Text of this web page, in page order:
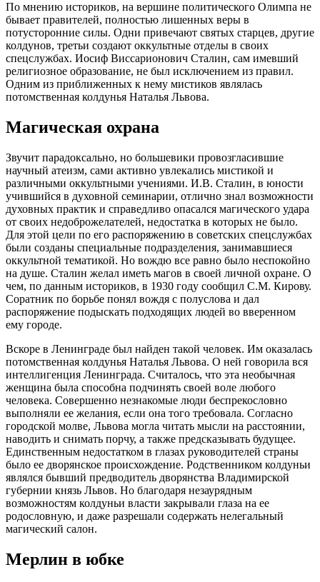
По мнению историков, на вершине политического Олимпа не
бывает правителей, полностью лишенных веры в
потусторонние силы. Одни привечают святых старцев, другие
колдунов, третьи создают оккультные отделы в своих
спецслужбах. Иосиф Виссарионович Сталин, сам имевший
религиозное образование, не был исключением из правил.
Одним из приближенных к нему мистиков являлась
потомственная колдунья Наталья Львова.
Магическая охрана
Звучит парадоксально, но большевики провозгласившие
научный атеизм, сами активно увлекались мистикой и
различными оккультными учениями. И.В. Сталин, в юности
учившийся в духовной семинарии, отлично знал возможности
духовных практик и справедливо опасался магического удара
от своих недоброжелателей, недостатка в которых не было.
Для этой цели по его распоряжению в советских спецслужбах
были созданы специальные подразделения, занимавшиеся
оккультной тематикой. Но вождю все равно было неспокойно
на душе. Сталин желал иметь магов в своей личной охране. О
чем, по данным историков, в 1930 году сообщил С.М. Кирову.
Соратник по борьбе понял вождя с полуслова и дал
распоряжение подыскать подходящих людей во вверенном
ему городе.
Вскоре в Ленинграде был найден такой человек. Им оказалась
потомственная колдунья Наталья Львова. О ней говорила вся
интеллигенция Ленинграда. Считалось, что эта необычная
женщина была способна подчинять своей воле любого
человека. Совершенно незнакомые люди беспрекословно
выполняли ее желания, если она того требовала. Согласно
городской молве, Львова могла читать мысли на расстоянии,
наводить и снимать порчу, а также предсказывать будущее.
Единственным недостатком в глазах руководителей страны
было ее дворянское происхождение. Родственником колдуньи
являлся бывший предводитель дворянства Владимирской
губернии князь Львов. Но благодаря незаурядным
возможностям колдуньи власти закрывали глаза на ее
родословную, и даже разрешали содержать нелегальный
магический салон.
Мерлин в юбке